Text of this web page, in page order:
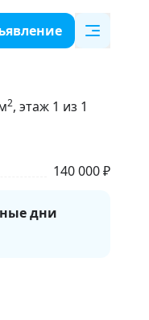
2, этаж 1 из 1
140 000 ₽
дни